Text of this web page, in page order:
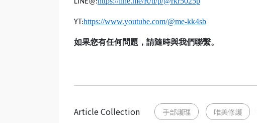
YT:https://www.youtube.com/@me-kk4sb
如果您有任何問題，請隨時與我們聯繫。
Article Collection 手部護理 唯美修護